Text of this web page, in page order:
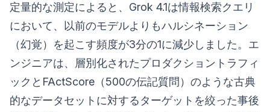
定量的な測定によると、Grok 4.1は情報検索クエリ
において、以前のモデルよりもハルシネーション
（幻覚）を起こす頻度が3分の1に減少しました。エ
ンジニアは、層別化されたプロダクショントラフィ
ックとFActScore（500の伝記質問）のような古典
的なデータセットに対するターゲットを絞った事後